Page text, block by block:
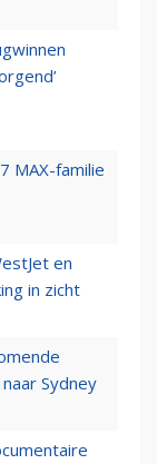
MAX-familie
en
in zicht
Sydney